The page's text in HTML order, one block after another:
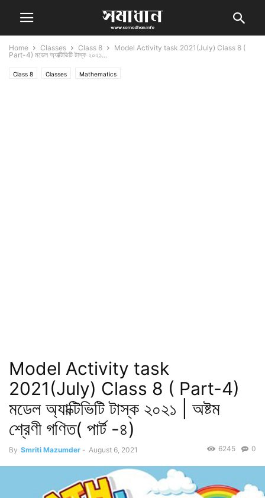
Home Classes Class 8
Model Activity task 2021(July) Class 8 (
Part-4) মডেল অ্যাক্টিভিটি টাস্ক ২০২১...
Class 8 Classes Mathematics
Model Activity task
2021(July) Class 8 ( Part-4)
মডেল অ্যাক্টিভিটি টাস্ক ২০২১ | অষ্টম
শ্রেণী গণিত( পার্ট -৪)
By Smriti Mazumder - August 6, 2021 0
6245